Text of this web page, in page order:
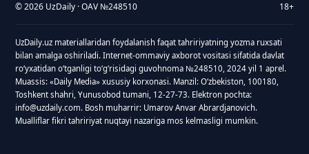
© 2026 UzDaily · OAV №248510 18+
UzDaily.uz materiallaridan foydalanish faqat tahririyatning yozma ruxsati
bilan amalga oshiriladi. Internet-ommaviy axborot vositasi sifatida davlat
roʻyxatidan oʻtganligi toʻgʻrisidagi guvohnoma №248510, 2024 yil 1 aprel.
Muassis: «Daily Media» xususiy korxonasi. Manzil: Oʻzbekiston, 100180,
Toshkent shahri, Yunusobod tumani, 12-27-73. Elektron pochta:
info@uzdaily.com. Bosh muharrir: Umarov Anvar Abrardjanovich.
Mualliflar fikri tahririyat nuqtayi nazariga mos kelmasligi mumkin.